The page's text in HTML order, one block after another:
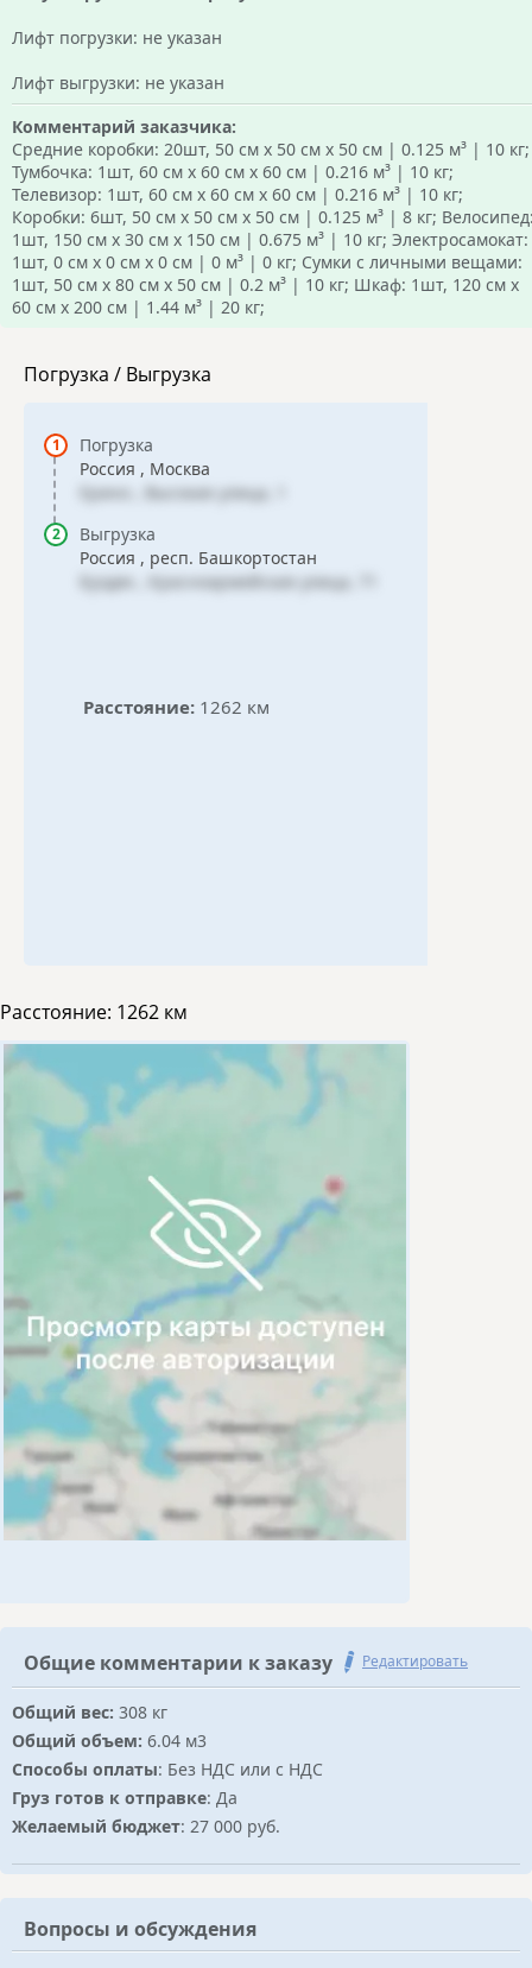
Лифт погрузки: не указан
Лифт выгрузки: не указан
Комментарий заказчика:
Средние коробки: 20шт, 50 см х 50 см х 50 см | 0.125 м³ | 10 кг;
Тумбочка: 1шт, 60 см х 60 см х 60 см | 0.216 м³ | 10 кг;
Телевизор: 1шт, 60 см х 60 см х 60 см | 0.216 м³ | 10 кг;
Коробки: 6шт, 50 см х 50 см х 50 см | 0.125 м³ | 8 кг;
1шт, 150 см х 30 см х 150 см | 0.675 м³ | 10 кг; Электросамокат:
1шт, 0 см х 0 см х 0 см | 0 м³ | 0 кг; Сумки с личными вещами:
1шт, 50 см х 80 см х 50 см | 0.2 м³ | 10 кг; Шкаф: 1шт, 120 см х
60 см х 200 см | 1.44 м³ | 20 кг;
Погрузка / Выгрузка
Погрузка
Россия , Москва
Ерино , Высокая улица, 1
Выгрузка
Россия , респ. Башкортостан
Буздяк , Красноармейская улица, 71
Расстояние: 1262 км
Расстояние: 1262 км
Общие комментарии к заказу Редактировать
Общий вес: 308 кг
Общий объем: 6.04 м3
Способы оплаты: Без НДС или с НДС
Груз готов к отправке: Да
Желаемый бюджет: 27 000 руб.
Вопросы и обсуждения